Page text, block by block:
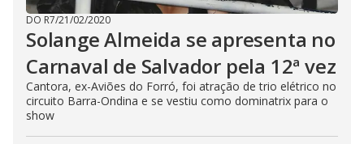
DO R7/21/02/2020
Solange Almeida se apresenta no
Carnaval de Salvador pela 12ª vez
Cantora, ex-Aviões do Forró, foi atração de trio elétrico no
circuito Barra-Ondina e se vestiu como dominatrix para o
show